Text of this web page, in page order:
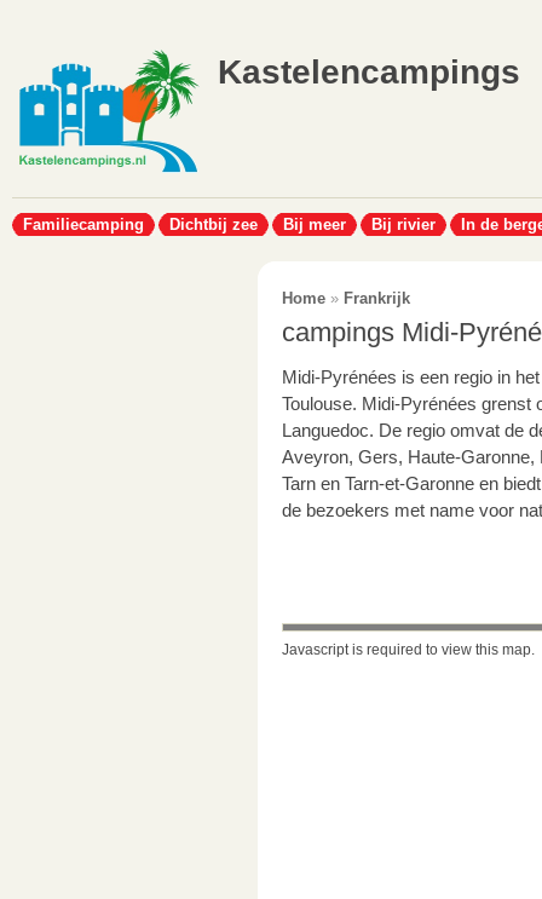
Kastelencampings
Familiecamping Dichtbij zee Bij meer Bij rivier In de
Home» Frankrijk
campings Midi-
Midi-Pyrénées is een regio in
Toulouse. Midi-Pyrénées grenst
Languedoc. De regio omvat de
Aveyron, Gers, Haute-Garonne,
Tarn en Tarn-et-Garonne en
de bezoekers met name voor
Javascript is required to view this map.